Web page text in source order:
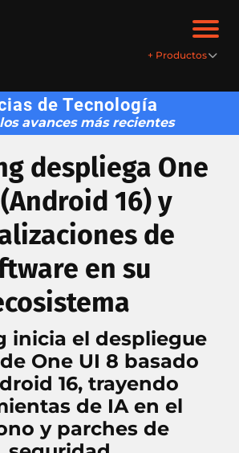
+ Productos
de Tecnología
avances más recientes
despliega One
16) y
de
en su
inicia el despliegue
One UI 8 basado
16, trayendo
de IA en el
y parches de